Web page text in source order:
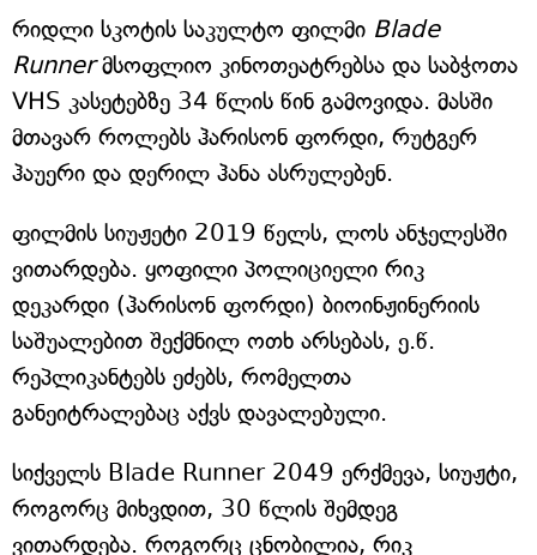
რიდლი სკოტის საკულტო ფილმი Blade
Runnerმსოფლიო კინოთეატრებსა და საბჭოთა
VHS კასეტებზე 34 წლის წინ გამოვიდა. მასში
მთავარ როლებს ჰარისონ ფორდი, რუტგერ
ჰაუერი და დერილ ჰანა ასრულებენ.
ფილმის სიუჟეტი 2019 წელს, ლოს ანჯელესში
ვითარდება. ყოფილი პოლიციელი რიკ
დეკარდი (ჰარისონ ფორდი) ბიოინჟინერიის
საშუალებით შექმნილ ოთხ არსებას, ე.წ.
რეპლიკანტებს ეძებს, რომელთა
განეიტრალებაც აქვს დავალებული.
სიქველს Blade Runner 2049 ერქმევა, სიუჟტი,
როგორც მიხვდით, 30 წლის შემდეგ
ვითარდება. როგორც ცნობილია, რიკ